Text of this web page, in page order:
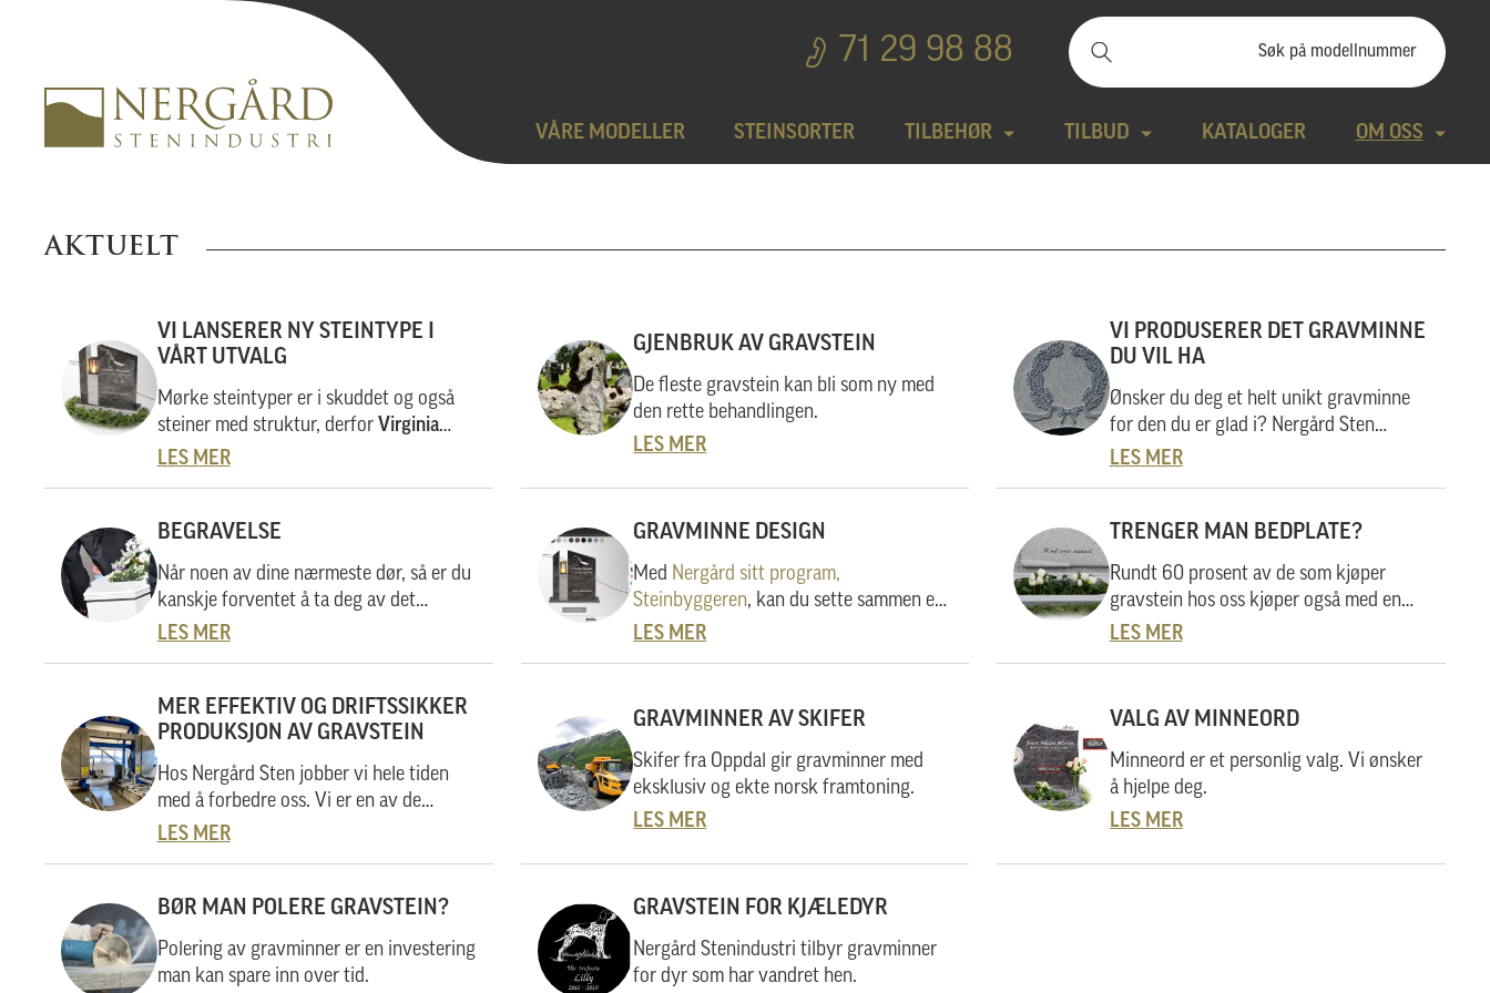
71 29 98 88
VÅRE MODELLER STEINSORTER TILBEHØR TILBUD
Utgåtte modeller
KATALOGER OM OSS
Aktuelt
Galleri
AKTUELT
VI LANSERER NY STEINTYPE I
VÅRT UTVALG
Mørke steintyper er i skuddet og også
steiner med struktur, derfor Virginia
Black.
LES MER
GJENBRUK AV GRAVSTEIN
De fleste gravstein kan bli som ny med
den rette behandlingen.
LES MER
VI PRODUSERER DET GRAVMINNE
DU VIL HA
Ønsker du deg et helt unikt gravminne
for den du er glad i? Nergård Sten
utarbeider også helt unike gravminner i
hvordan du kan gå fram om du har noe
LES MER
BEGRAVELSE
Når noen av dine nærmeste dør, så er du
kanskje forventet å ta deg av det
praktiske rundt begravelsen. Vi opplever
det er. I denne artikkelen så vil vi
forklare deg, steg for steg, hvordan en
typisk begravelse arrangeres.
LES MER
GRAVMINNE DESIGN
Med Nergård sitt program,
Steinbyggeren, kan du sette sammen et
unikt gravminne fra et stort utvalg av
designe et gravminne å få et realistisk
vil nå vise deg, steg for steg, hvordan du
kan designe et unikt gravminne. Det er
så enkelt at hvem som helst kan få det
LES MER
TRENGER MAN BEDPLATE?
Rundt 60 prosent av de som kjøper
gravstein hos oss kjøper også med en
innramming, enten en bedplate eller en
bruke innramming og viser hvilke
LES MER
MER EFFEKTIV OG DRIFTSSIKKER
PRODUKSJON AV GRAVSTEIN
Hos Nergård Sten jobber vi hele tiden
med å forbedre oss. Vi er en av de
største produsentene av gravstein i
viktig for oss. Noe av det vi jobber
produksjonen, slik at gravsteinene når
raskere ut til våre kunder. I denne
LES MER
GRAVMINNER AV SKIFER
Skifer fra Oppdal gir gravminner med
eksklusiv og ekte norsk framtoning.
LES MER
VALG AV MINNEORD
Minneord er et personlig valg. Vi ønsker
å hjelpe deg.
LES MER
BØR MAN POLERE GRAVSTEIN?
Polering av gravminner er en investering
man kan spare inn over tid.
GRAVSTEIN FOR KJÆLEDYR
Nergård Stenindustri tilbyr gravminner
for dyr som har vandret hen.